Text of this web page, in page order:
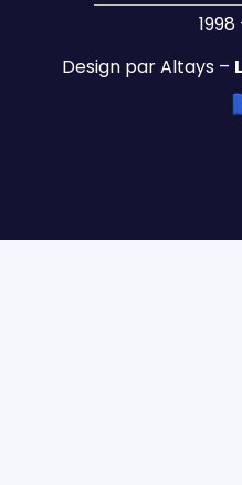
Design par Altays –